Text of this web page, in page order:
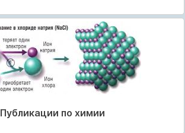
Публикации по химии